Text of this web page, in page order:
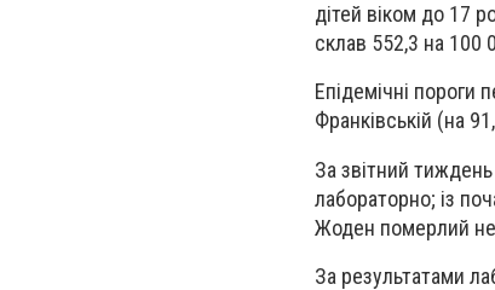
дітей віком до 17
склав 552,3 на 100
Епідемічні пороги
Франківській (на
За звітний
лабораторно; із
Жоден померлий не
За результатами